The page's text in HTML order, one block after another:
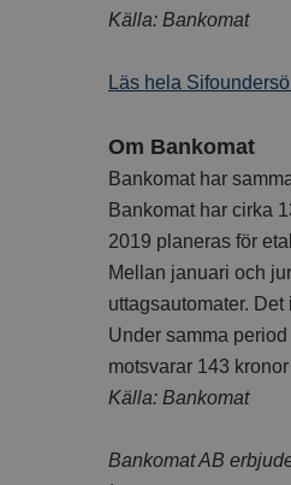
Källa: Bankomat
Läs hela
Om Bankomat
Bankomat har
Bankomat har cirka
2019 planeras för
Mellan januari och
uttagsautomater.
Under samma
motsvarar 143
Källa: Bankomat
Bankomat AB